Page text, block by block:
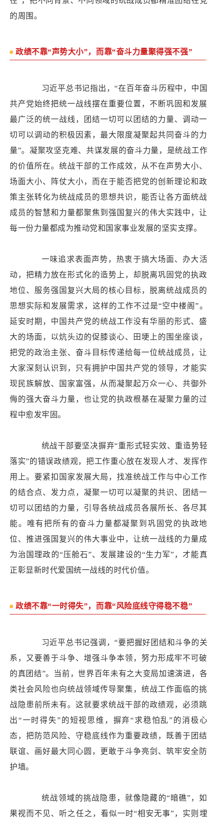
的周围。
政绩不靠“声势大小”，而靠“奋斗力量聚得强不强”
习近平总书记指出，“在百年奋斗历程中，中国
共产党始终把统一战线摆在重要位置，不断巩固和发展
最广泛的统一战线，团结一切可以团结的力量、调动一
切可以调动的积极因素，最大限度凝聚起共同奋斗的力
量”。凝聚攻坚克难、共谋发展的奋斗力量，是统战工作
的价值所在。统战干部的工作成效，从不在声势大小、
场面大小、阵仗大小，而在于能否把党的创新理论和政
策主张转化为统战成员的思想共识，能否让各方面统战
成员的智慧和力量都聚焦到强国复兴的伟大实践中，让
每一份力量都成为推动党和国家事业发展的坚实支撑。
一味追求表面声势，热衷于搞大场面、办大活
动，把精力放在形式化的造势上，却脱离巩固党的执政
地位、服务强国复兴大局的核心目标，脱离统战成员的
思想实际和发展需求，这样的工作不过是“空中楼阁”。
延安时期，中国共产党的统战工作没有华丽的形式、盛
大的场面，以炕头边的促膝谈心、田埂上的围坐座谈，
把党的政治主张、奋斗目标传递给每一位统战成员，让
大家深刻认识到，只有拥护中国共产党的领导，才能实
现民族解放、国家富强，从而凝聚起万众一心、共御外
侮的强大奋斗力量，也让党的执政根基在凝聚力量的过
程中愈发牢固。
统战干部要坚决摒弃“重形式轻实效、重造势轻
落实”的错误政绩观，把工作重心放在发现人才、发挥作
用上。要紧扣国家发展大局，找准统战工作与中心工作
的结合点、发力点，凝聚一切可以凝聚的共识、团结一
切可以团结的力量，引导各统战成员各展所长、各尽其
能。唯有把所有的奋斗力量都凝聚到巩固党的执政地
位、推进强国复兴的伟大事业中，让统一战线的力量成
为治国理政的“压舱石”、发展建设的“生力军”，才能真
正彰显新时代爱国统一战线的时代价值。
政绩不靠“一时得失”，而靠“风险底线守得稳不稳”
习近平总书记强调，“要把握好团结和斗争的关
系，又要善于斗争、增强斗争本领，努力形成牢不可破
的真团结”。当前，世界百年未有之大变局加速演进，各
类社会风险也向统战领域传导聚集，统战工作面临的挑
战隐患前所未有。这就要求统战干部的政绩观，必须跳
出“一时得失”的短视思维，摒弃“求稳怕乱”的消极心
态，把防范风险、守稳底线作为重要政绩，既善于团结
联谊、画好最大同心圆，更敢于斗争亮剑、筑牢安全防
护墙。
统战领域的挑战隐患，就像隐藏的“暗礁”，如
果视而不见、听之任之，看似一时“相安无事”，实则埋